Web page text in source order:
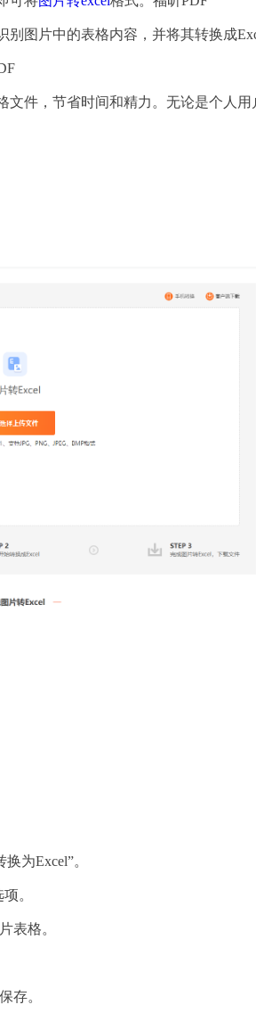
图片中的表格内容，并将其转换成
件，节省时间和精力。无论是个人
为Excel”。
。
表格。
存。